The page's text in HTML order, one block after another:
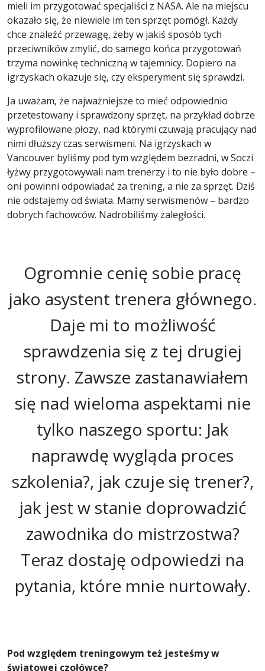
mieli im przygotować specjaliści z NASA. Ale na miejscu
okazało się, że niewiele im ten sprzęt pomógł. Każdy
chce znaleźć przewagę, żeby w jakiś sposób tych
przeciwników zmylić, do samego końca przygotowań
trzyma nowinkę techniczną w tajemnicy. Dopiero na
igrzyskach okazuje się, czy eksperyment się sprawdzi.
Ja uważam, że najważniejsze to mieć odpowiednio
przetestowany i sprawdzony sprzęt, na przykład dobrze
wyprofilowane płozy, nad którymi czuwają pracujący nad
nimi dłuższy czas serwismeni. Na igrzyskach w
Vancouver byliśmy pod tym względem bezradni, w Soczi
łyżwy przygotowywali nam trenerzy i to nie było dobre –
oni powinni odpowiadać za trening, a nie za sprzęt. Dziś
nie odstajemy od świata. Mamy serwismenów – bardzo
dobrych fachowców. Nadrobiliśmy zaległości.
Ogromnie cenię sobie pracę
jako asystent trenera głównego.
Daje mi to możliwość
sprawdzenia się z tej drugiej
strony. Zawsze zastanawiałem
się nad wieloma aspektami nie
tylko naszego sportu: Jak
naprawdę wygląda proces
szkolenia?, jak czuje się trener?,
jak jest w stanie doprowadzić
zawodnika do mistrzostwa?
Teraz dostaję odpowiedzi na
pytania, które mnie nurtowały.
Pod względem treningowym też jesteśmy w
światowej czołówce?